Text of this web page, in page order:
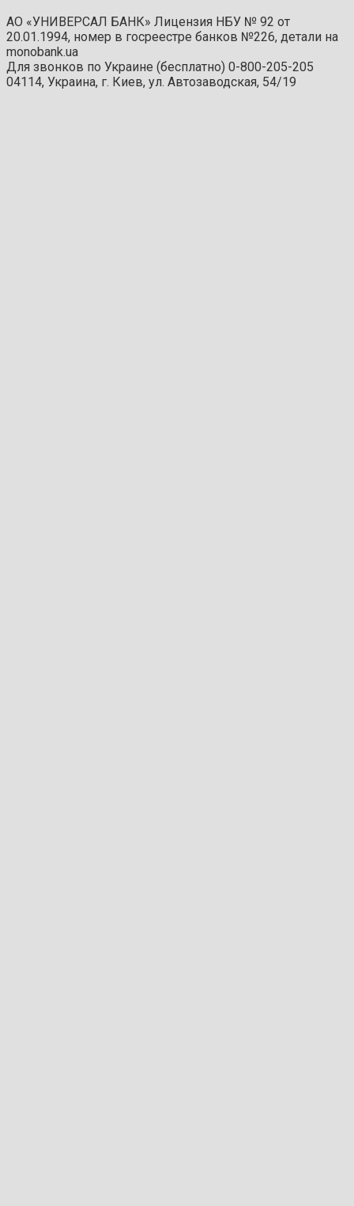
АО «УНИВЕРСАЛ БАНК» Лицензия НБУ № 92 от
20.01.1994, номер в госреестре банков №226, детали на
monobank.ua
Для звонков по Украине (бесплатно) 0-800-205-205
04114, Украина, г. Киев, ул. Автозаводская, 54/19